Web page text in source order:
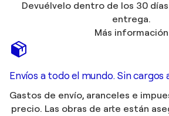
Devuélvelo dentro de los 30
entrega.
Más información
Envíos a todo el mundo. Sin cargos
Gastos de envío, aranceles e
precio. Las obras de arte están